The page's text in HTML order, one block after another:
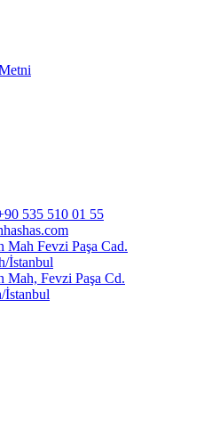
535 510 01 55
Mah Fevzi Paşa Cad.
İstanbul
Mah, Fevzi Paşa Cd.
İstanbul